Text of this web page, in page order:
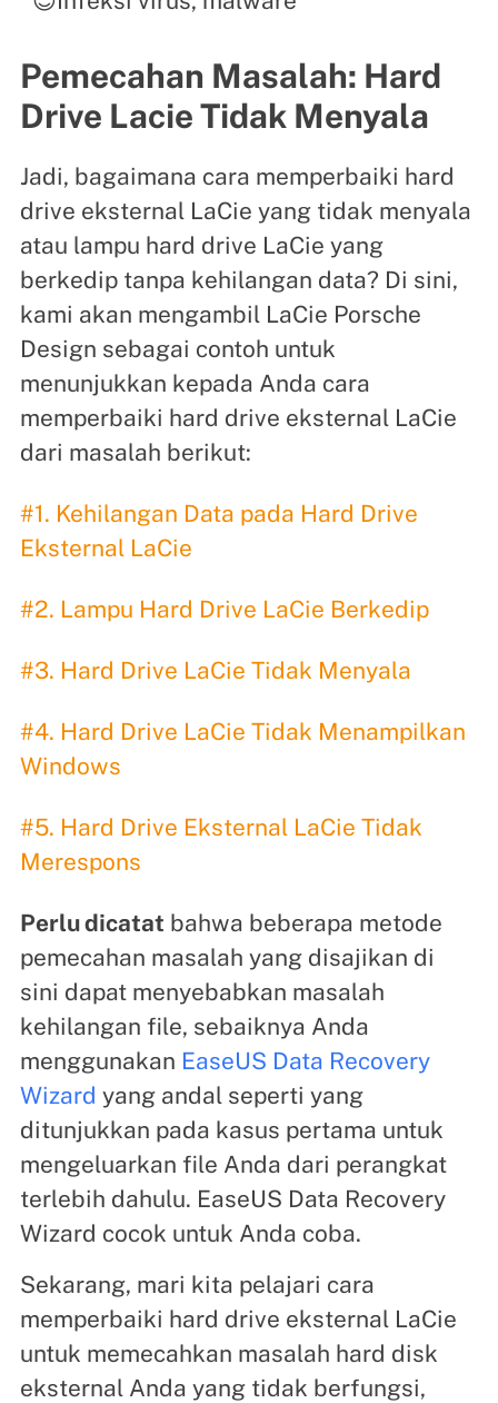
Pemecahan Masalah: Hard
Drive Lacie Tidak Menyala
Jadi, bagaimana cara memperbaiki hard
drive eksternal LaCie yang tidak menyala
atau lampu hard drive LaCie yang
berkedip tanpa kehilangan data? Di sini,
kami akan mengambil LaCie Porsche
Design sebagai contoh untuk
menunjukkan kepada Anda cara
memperbaiki hard drive eksternal LaCie
dari masalah berikut:
#1. Kehilangan Data pada Hard Drive
Eksternal LaCie
#2. Lampu Hard Drive LaCie Berkedip
#3. Hard Drive LaCie Tidak Menyala
#4. Hard Drive LaCie Tidak Menampilkan
Windows
#5. Hard Drive Eksternal LaCie Tidak
Merespons
Perlu dicatat bahwa beberapa metode
pemecahan masalah yang disajikan di
sini dapat menyebabkan masalah
kehilangan file, sebaiknya Anda
menggunakan EaseUS Data Recovery
Wizard yang andal seperti yang
ditunjukkan pada kasus pertama untuk
mengeluarkan file Anda dari perangkat
terlebih dahulu. EaseUS Data Recovery
Wizard cocok untuk Anda coba.
Sekarang, mari kita pelajari cara
memperbaiki hard drive eksternal LaCie
untuk memecahkan masalah hard disk
eksternal Anda yang tidak berfungsi,